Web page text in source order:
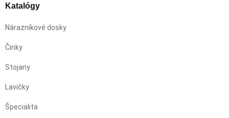
Katalógy
Nárazníkové dosky
Činky
Stojany
Lavičky
Špecialita